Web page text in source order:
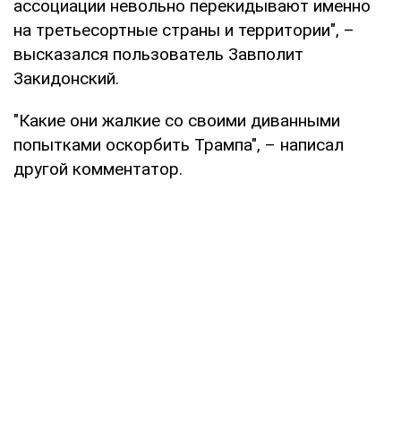
ассоциации невольно перекидывают именно
на третьесортные страны и территории", –
высказался пользователь Завполит
Закидонский.
"Какие они жалкие со своими диванными
попытками оскорбить Трампа", – написал
другой комментатор.